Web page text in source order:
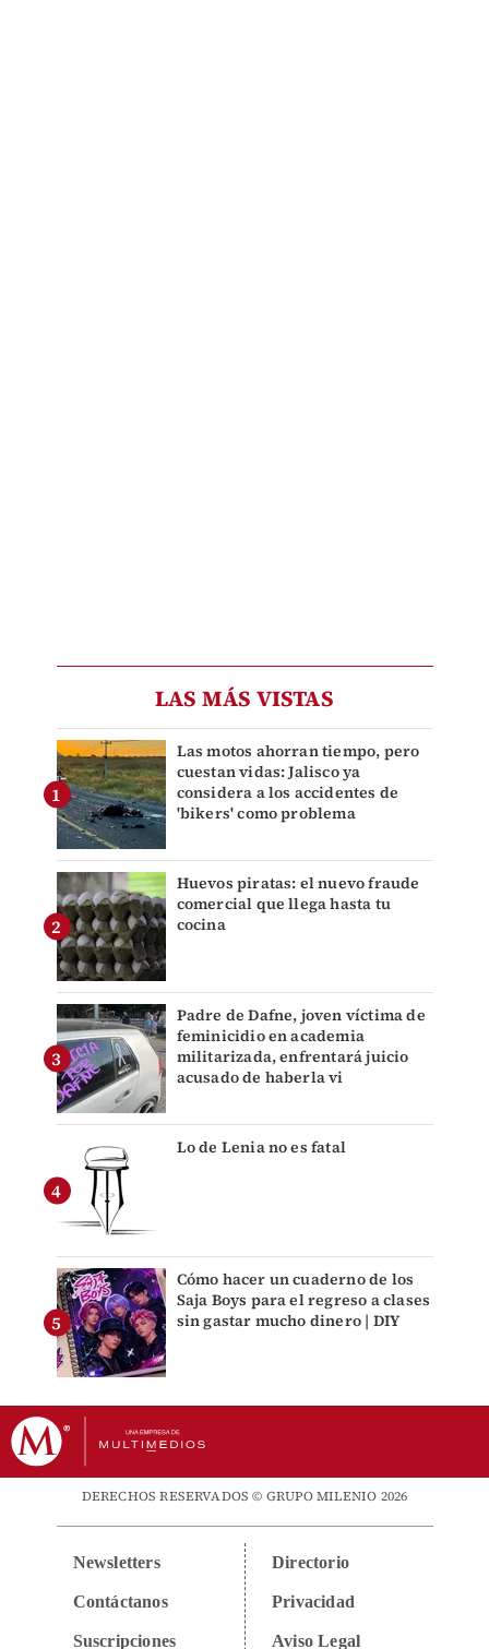
LAS MÁS VISTAS
Las motos ahorran tiempo, pero
cuestan vidas: Jalisco ya
considera a los accidentes de
'bikers' como problema
Huevos piratas: el nuevo fraude
comercial que llega hasta tu
cocina
Padre de Dafne, joven víctima de
feminicidio en academia
militarizada, enfrentará juicio
acusado de haberla vi
Lo de Lenia no es fatal
Cómo hacer un cuaderno de los
Saja Boys para el regreso a clases
sin gastar mucho dinero | DIY
DERECHOS RESERVADOS © GRUPO MILENIO 2026
Newsletters
Contáctanos
Suscripciones
Directorio
Privacidad
Aviso Legal